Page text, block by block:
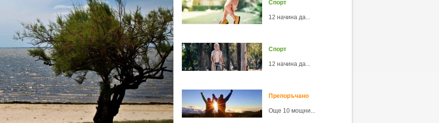
Спорт
12 начина да...
Спорт
12 начина да...
Препоръчано
Още 10 мощни...